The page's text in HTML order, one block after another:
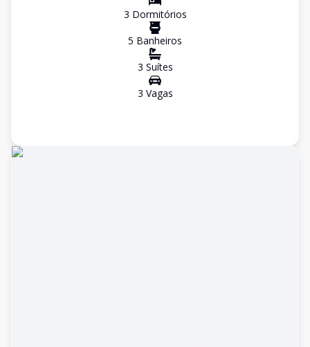
3 Dormitórios
5 Banheiros
3 Suítes
3 Vagas